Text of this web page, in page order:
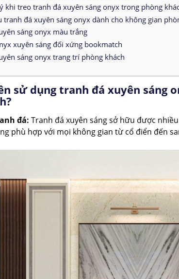
khi treo tranh đá xuyên sáng onyx trong phòng
tranh đá xuyên sáng onyx dành cho không gian
sáng onyx màu trắng
xuyên sáng đối xứng bookmatch
sáng onyx trang trí phòng khách
sử dụng tranh đá xuyên sáng
đá: Tranh đá xuyên sáng sở hữu được
phù hợp với mọi không gian từ cổ điển đến